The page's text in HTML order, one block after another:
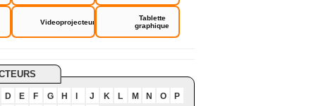
Videoprojecteur
Tablette
graphique
D E F G H J K L M N O
P